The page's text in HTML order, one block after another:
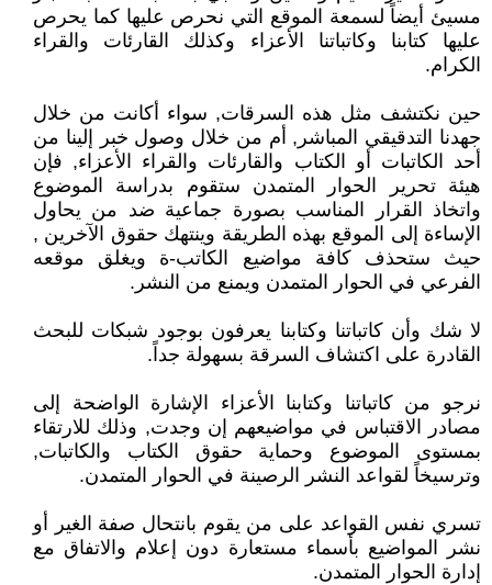
مسيئ أيضاً لسمعة الموقع التي نحرص عليها كما يحرص
عليها كتابنا وكاتباتنا الأعزاء وكذلك القارئات والقراء
الكرام.
حين نكتشف مثل هذه السرقات, سواء أكانت من خلال
جهدنا التدقيقي المباشر, أم من خلال وصول خبر إلينا من
أحد الكاتبات أو الكتاب والقارئات والقراء الأعزاء, فإن
هيئة تحرير الحوار المتمدن ستقوم بدراسة الموضوع
واتخاذ القرار المناسب بصورة جماعية ضد من يحاول
الإساءة إلى الموقع بهذه الطريقة وينتهك حقوق الآخرين ,
حيث ستحذف كافة مواضيع الكاتب-ة ويغلق موقعه
الفرعي في الحوار المتمدن ويمنع من النشر.
لا شك وأن كاتباتنا وكتابنا يعرفون بوجود شبكات للبحث
القادرة على اكتشاف السرقة بسهولة جداً.
نرجو من كاتباتنا وكتابنا الأعزاء الإشارة الواضحة إلى
مصادر الاقتباس في مواضيعهم إن وجدت, وذلك للارتقاء
بمستوى الموضوع وحماية حقوق الكتاب والكاتبات,
وترسيخاً لقواعد النشر الرصينة في الحوار المتمدن.
تسري نفس القواعد على من يقوم بانتحال صفة الغير أو
نشر المواضيع بأسماء مستعارة دون إعلام والاتفاق مع
إدارة الحوار المتمدن.